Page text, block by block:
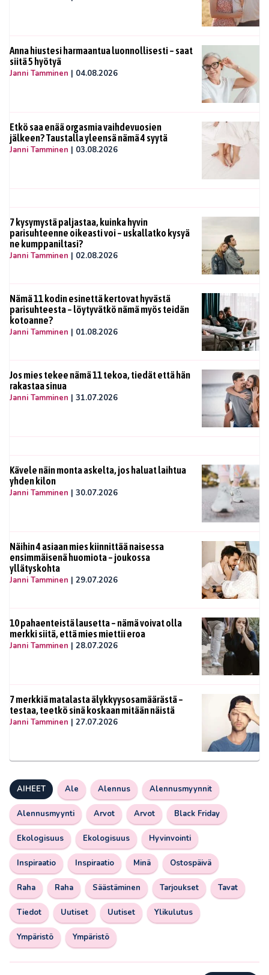
Anna hiustesi harmaantua luonnollisesti – saat
siitä 5 hyötyä
Janni Tamminen | 04.08.2026
Etkö saa enää orgasmia vaihdevuosien
jälkeen? Taustalla yleensä nämä 4 syytä
Janni Tamminen | 03.08.2026
7 kysymystä paljastaa, kuinka hyvin
parisuhteenne oikeasti voi – uskallatko kysyä
ne kumppaniltasi?
Janni Tamminen | 02.08.2026
Nämä 11 kodin esinettä kertovat hyvästä
parisuhteesta – löytyvätkö nämä myös teidän
kotoanne?
Janni Tamminen | 01.08.2026
Jos mies tekee nämä 11 tekoa, tiedät että hän
rakastaa sinua
Janni Tamminen | 31.07.2026
Kävele näin monta askelta, jos haluat laihtua
yhden kilon
Janni Tamminen | 30.07.2026
Näihin 4 asiaan mies kiinnittää naisessa
ensimmäisenä huomiota – joukossa
yllätyskohta
Janni Tamminen | 29.07.2026
10 pahaenteistä lausetta – nämä voivat olla
merkki siitä, että mies miettii eroa
Janni Tamminen | 28.07.2026
7 merkkiä matalasta älykkyysosamäärästä –
testaa, teetkö sinä koskaan mitään näistä
Janni Tamminen | 27.07.2026
AIHEET Ale Alennus Alennusmyynnit
Alennusmyynti Arvot Arvot Black Friday
Ekologisuus Ekologisuus Hyvinvointi
Inspiraatio Inspiraatio Minä Ostospäivä
Raha Raha Säästäminen Tarjoukset Tavat
Tiedot Uutiset Uutiset Ylikulutus
Ympäristö Ympäristö